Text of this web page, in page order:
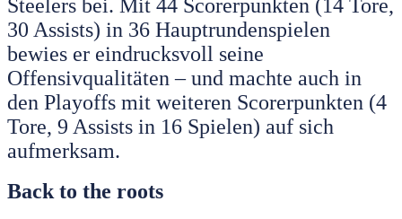
Steelers bei. Mit 44 Scorerpunkten (14 Tore,
30 Assists) in 36 Hauptrundenspielen
bewies er eindrucksvoll seine
Offensivqualitäten – und machte auch in
den Playoffs mit weiteren Scorerpunkten (4
Tore, 9 Assists in 16 Spielen) auf sich
aufmerksam.
Back to the roots